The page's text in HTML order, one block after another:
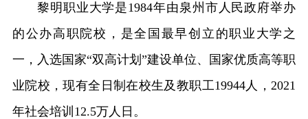
黎明职业大学是1984年由泉州市人民政府举办
的公办高职院校，是全国最早创立的职业大学之
一，入选国家“双高计划”建设单位、国家优质高等职
业院校，现有全日制在校生及教职工19944人，2021
年社会培训12.5万人日。